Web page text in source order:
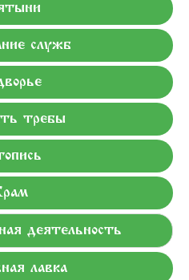
служб
требы
деятельность
лавка